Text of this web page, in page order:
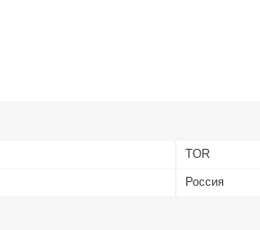
TOR
Россия